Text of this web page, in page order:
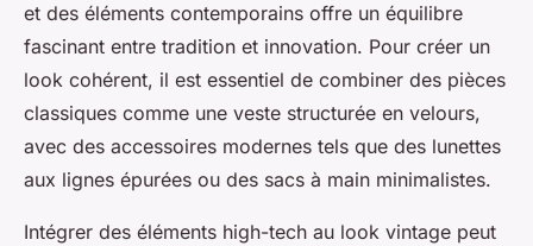
et des éléments contemporains offre un équilibre
fascinant entre tradition et innovation. Pour créer un
look cohérent, il est essentiel de combiner des pièces
classiques comme une veste structurée en velours,
avec des accessoires modernes tels que des lunettes
aux lignes épurées ou des sacs à main minimalistes.
Intégrer des éléments high-tech au look vintage peut